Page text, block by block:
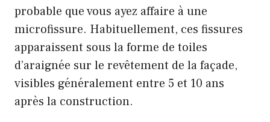
probable que vous ayez affaire à une
microfissure. Habituellement, ces fissures
apparaissent sous la forme de toiles
d’araignée sur le revêtement de la façade,
visibles généralement entre 5 et 10 ans
après la construction.